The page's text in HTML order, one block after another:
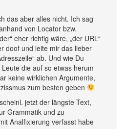
das aber alles nicht. Ich sag
von Locator bzw.
eher richtig wäre, „der URL“
doof und leite mir das lieber
ab. Und wie Du
die auf so etwas herum
keine wirklichen Argumente,
zum besten geben
jetzt der längste Text,
Grammatik und zu
Analfixierung verfasst habe